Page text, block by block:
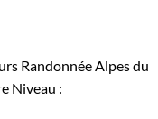
Randonnée Alpes du
Niveau :